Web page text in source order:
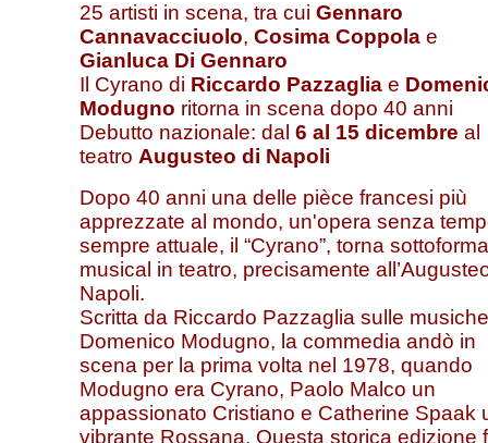
25 artisti in scena, tra cui Gennaro
Cannavacciuolo, Cosima Coppola e
Gianluca Di Gennaro
Il Cyrano di Riccardo Pazzaglia e
Modugno ritorna in scena dopo 40 anni
Debutto nazionale: dal 6 al 15 dicembre al
teatro Augusteo di Napoli
Dopo 40 anni una delle pièce francesi più
apprezzate al mondo, un'opera senza
sempre attuale, il “Cyrano”, torna
musical in teatro, precisamente
Napoli.
Scritta da Riccardo Pazzaglia sulle
Domenico Modugno, la commedia andò in
scena per la prima volta nel 1978, quando
Modugno era Cyrano, Paolo Malco un
appassionato Cristiano e Catherine Spaak
vibrante Rossana. Questa storica edizione